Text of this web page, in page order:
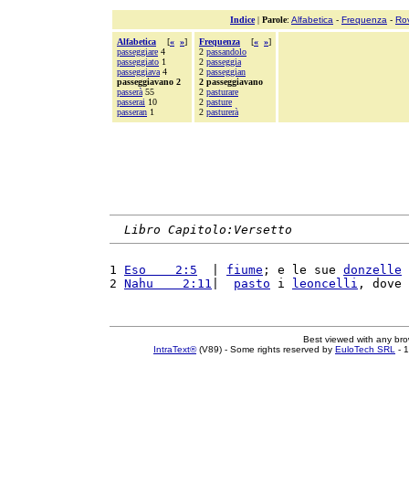
Indice| Parole: Alfabetica - Frequenza -
Alfabetica [« »]
passeggiare 4
passeggiato 1
passeggiava 4
passeggiavano 2
passerà 55
passerai 10
passeran 1
Frequenza [« »]
2 passandolo
2 passeggia
2 passeggian
2 passeggiavano
2 pasturare
2 pasture
2 pasturerà
Libro Capitolo:Versetto
1 Eso    2:5 fiume ; e le sue donzelle
2 Nahu    2:11 pasto i leoncelli , dove
Best viewed with any
IntraText®(V89) - Some rights reserved by EuloTech SRL -